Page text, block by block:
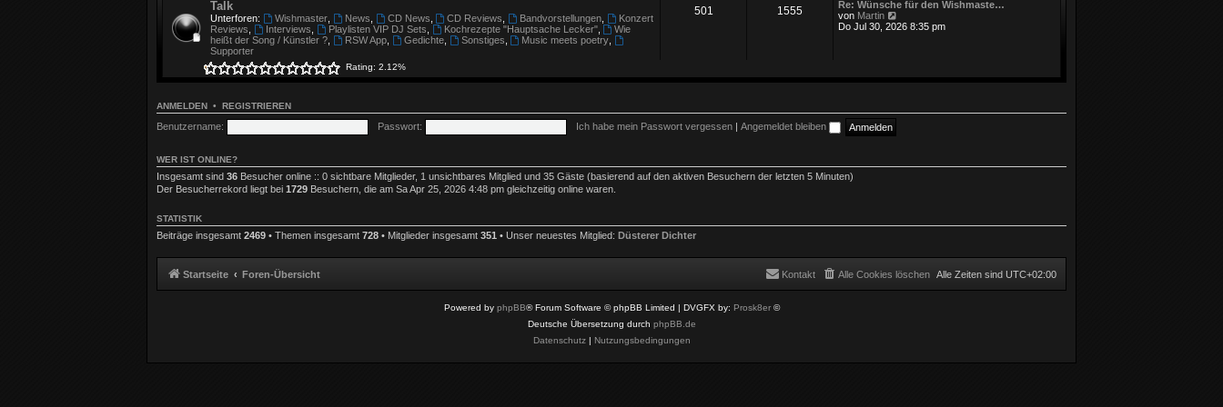
Talk
Unterforen: Wishmaster, News CD News CD Reviews Bandvorstellungen
Konzert
Reviews
Interviews Playlisten VIP DJ Sets Kochrezepte "Hauptsache Lecker",
Wie
heißt der Song / Künstler ?
RSW App, Gedichte, Sonstiges Music meets poetry
Supporter
501 1555
Re: Wünsche für den Wishmaste…
von Martin
e
e
e
g
Do Jul 30, 2026 8:35 pm
Rating: 2.12%
ANMELDEN • REGISTRIEREN
Benutzername: Passwort: Ich habe mein Passwort vergessen | Angemeldet bleiben
WER IST ONLINE?
Insgesamt sind 36 Besucher online :: 0 sichtbare Mitglieder, 1 unsichtbares Mitglied und 35 Gäste (basierend auf den aktiven Besuchern der letzten 5 Minuten)
Der Besucherrekord liegt bei 1729 Besuchern, die am Sa Apr 25, 2026 4:48 pm gleichzeitig online waren.
STATISTIK
Beiträge insgesamt 2469 • Themen insgesamt 728 • Mitglieder insgesamt 351 • Unser neuestes Mitglied: Düsterer Dichter
Startseite Foren-Übersicht Alle Zeiten sind UTC+02:00
Alle Cookies löschen
Kontakt
Powered by phpBB® Forum Software © phpBB Limited | DVGFX by: Prosk8er©
Deutsche Übersetzung durch phpBB.de
Datenschutz| Nutzungsbedingungen